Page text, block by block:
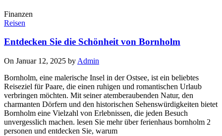
Finanzen
Reisen
Entdecken Sie die Schönheit von Bornholm
On Januar 12, 2025 by Admin
Bornholm, eine malerische Insel in der Ostsee, ist ein beliebtes
Reiseziel für Paare, die einen ruhigen und romantischen Urlaub
verbringen möchten. Mit seiner atemberaubenden Natur, den
charmanten Dörfern und den historischen Sehenswürdigkeiten bietet
Bornholm eine Vielzahl von Erlebnissen, die jeden Besuch
unvergesslich machen. lesen Sie mehr über ferienhaus bornholm 2
personen und entdecken Sie, warum